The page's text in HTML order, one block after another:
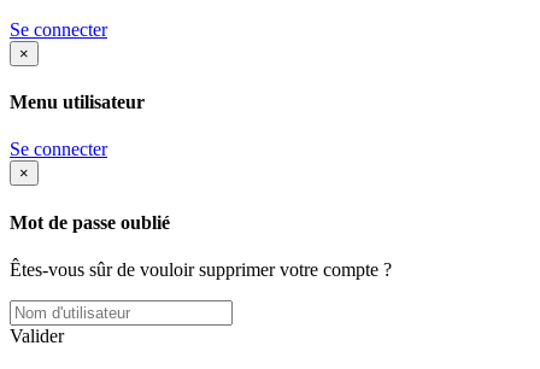
Se connecter
×
Menu utilisateur
Se connecter
×
Mot de passe oublié
Êtes-vous sûr de vouloir supprimer votre compte ?
Valider